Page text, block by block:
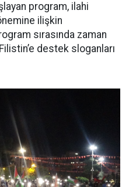
program, ilahi
ilişkin
sırasında zaman
destek sloganları